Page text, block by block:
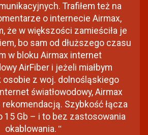
Trafiłem też na
o internecie Airmax,
że w większości zamieściła je
bo sam od dłuższego czasu
w bloku Airmax internet
AirFiber i jeżeli miałbym
osobie z woj. dolnośląskiego
światłowodowy, Airmax
rekomendacją. Szybkość łącza
15 Gb – i to bez zastosowania
okablowania. "